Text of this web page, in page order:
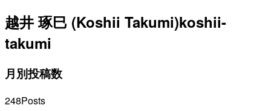
越井 琢巳 (Koshii Takumi)koshii-
takumi
月別投稿数
248Posts